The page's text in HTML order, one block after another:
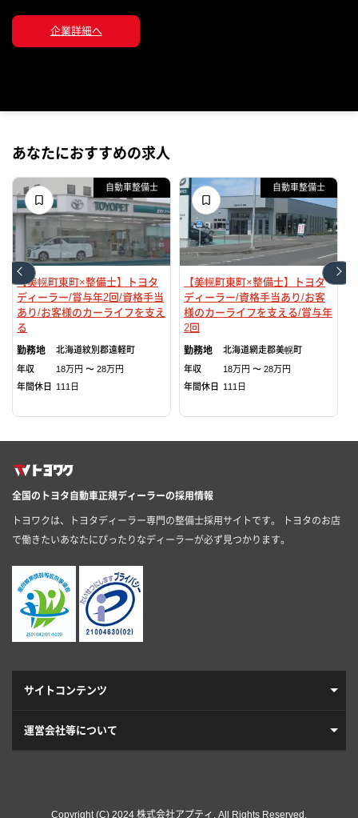
企業詳細へ
あなたにおすすめの求人
自動車整備士
【美幌町東町×整備士】トヨタ
ディーラー/賞与年2回/資格手当
あり/お客様のカーライフを支え
る
北海道紋別郡遠軽町
年収
18万円 〜 28万円
年間休日
111日
自動車整備士
【美幌町東町×整備士】トヨタ
ディーラー/資格手当あり/お客
様のカーライフを支える/賞与年
2回
北海道網走郡美幌町
年収
18万円 〜 28万円
年間休日
111日
全国のトヨタ自動車正規ディーラーの採用情報
トヨワクは、トヨタディーラー専門の整備士採用サイトです。 トヨタのお店
で働きたいあなたにぴったりなディーラーが必ず見つかります。
サイトコンテンツ
運営会社等について
Copyright (C) 2024 株式会社アプティ. All Rights Reserved.